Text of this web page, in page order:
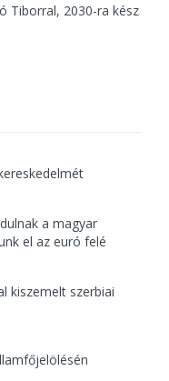
Tiborral, 2030-ra kész
a magyar
el az euró felé
kiszemelt szerbiai